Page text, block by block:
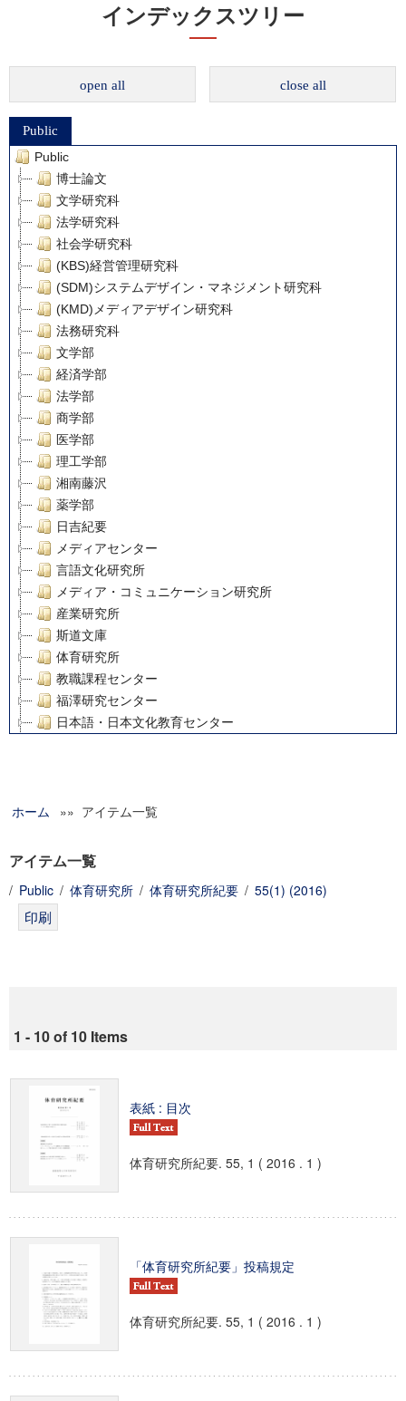
インデックスツリー
open all close all
Public
Public
博士論文
文学研究科
法学研究科
社会学研究科
(KBS)経営管理研究科
(SDM)システムデザイン・マネジメント研究科
(KMD)メディアデザイン研究科
法務研究科
文学部
経済学部
法学部
商学部
医学部
理工学部
湘南藤沢
薬学部
日吉紀要
メディアセンター
言語文化研究所
メディア・コミュニケーション研究所
産業研究所
斯道文庫
体育研究所
教職課程センター
福澤研究センター
日本語・日本文化教育センター
グローバルリサーチインスティテュート
科学研究費補助金研究成果報告書
慶應義塾大学グローバルCOEプログラム市民社会ガバナンス
ホーム »» アイテム一覧
アイテム一覧
/ Public / 体育研究所 / 体育研究所紀要 / 55(1) (2016)
1 - 10 of 10 Items
表紙 : 目次
体育研究所紀要. 55, 1 ( 2016 . 1 )
「体育研究所紀要」投稿規定
体育研究所紀要. 55, 1 ( 2016 . 1 )